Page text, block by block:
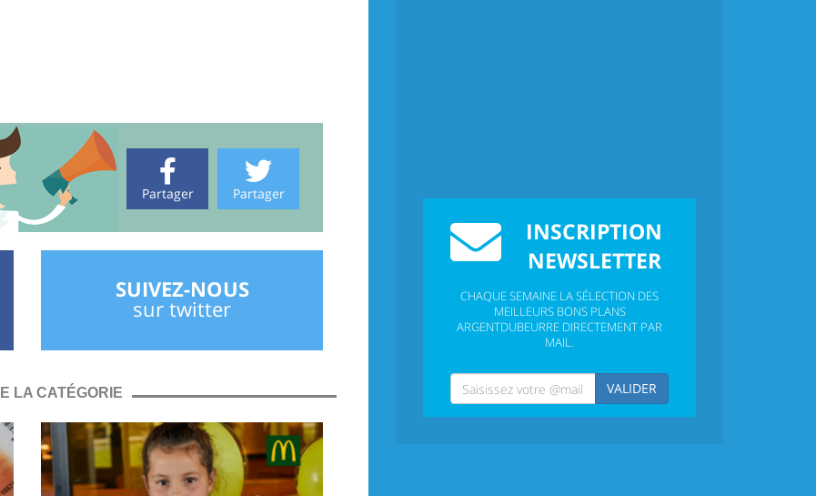
Partager
Partager
SUIVEZ-NOUS
sur twitter
LA CATÉGORIE
INSCRIPTION
NEWSLETTER
CHAQUE SEMAINE LA SÉLECTION DES
MEILLEURS BONS PLANS
ARGENTDUBEURRE DIRECTEMENT PAR
MAIL.
VALIDER